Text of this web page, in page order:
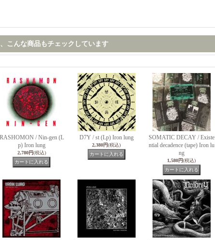
こんな商品もチェックしています
RASHOMON / Nin​-gen (L
p) Iron lung
2,780円(税込)
D7Y / st (Lp) Iron lung
2,380円(税込)
SOMATIC DECAY / Existe
ntial decadence (tape) Iron lu
ng
1,580円(税込)